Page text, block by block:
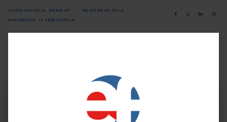
LLAMA GRATIS AL 902 898 277 - 900 802 262 AV. DE LA
INNOVACIÓN.. 11, 41020 SEVILLA
¿Quieres formarte GRATIS y